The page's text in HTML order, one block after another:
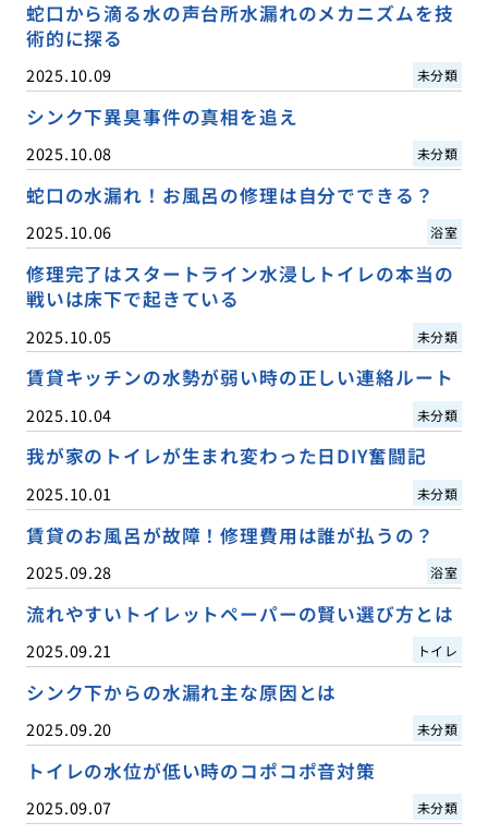
蛇口から滴る水の声台所水漏れのメカニズムを技
術的に探る
2025.10.09 未分類
シンク下異臭事件の真相を追え
2025.10.08 未分類
蛇口の水漏れ！お風呂の修理は自分でできる？
2025.10.06 浴室
修理完了はスタートライン水浸しトイレの本当の
戦いは床下で起きている
2025.10.05 未分類
賃貸キッチンの水勢が弱い時の正しい連絡ルート
2025.10.04 未分類
我が家のトイレが生まれ変わった日DIY奮闘記
2025.10.01 未分類
賃貸のお風呂が故障！修理費用は誰が払うの？
2025.09.28 浴室
流れやすいトイレットペーパーの賢い選び方とは
2025.09.21 トイレ
シンク下からの水漏れ主な原因とは
2025.09.20 未分類
トイレの水位が低い時のコポコポ音対策
2025.09.07 未分類